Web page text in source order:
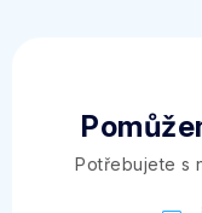
Potřebujete s